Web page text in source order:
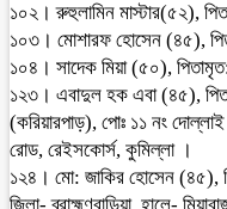
১০২। রুহুলামিন মাস্টার(৫২),
১০৩। মোশারফ হোসেন (৪৫),
১০৪। সাদেক মিয়া (৫০),
১২৩। এবাদুল হক এবা (৪৫),
(করিয়ারপাড়), পোঃ ১১ নং দোল্লাই
রোড, রেইসকোর্স, কুমিল্লা ।
১২৪। মো: জাকির হোসেন (৪৫),